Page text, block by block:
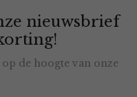
nieuwsbrief
de hoogte van onze